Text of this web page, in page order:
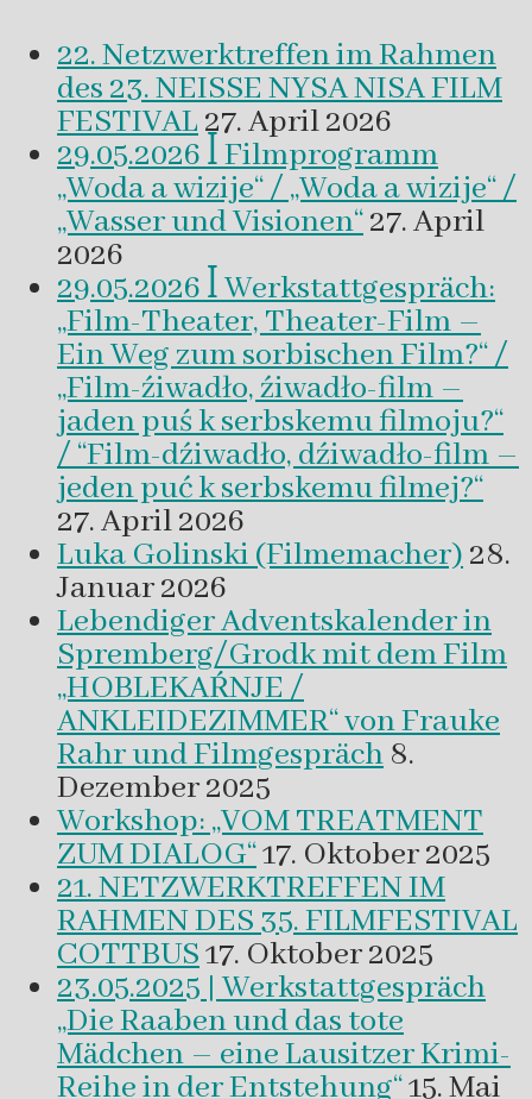
22. Netzwerktreffen im Rahmen
des 23. NEISSE NYSA NISA FILM
FESTIVAL27. April 2026
29.05.2026 ꟾ Filmprogramm
„Woda a wizije“ / „Woda a wizije“ /
„Wasser und Visionen“27. April
2026
29.05.2026 ꟾ Werkstattgespräch:
„Film-Theater, Theater-Film –
Ein Weg zum sorbischen Film?“ /
„Film-źiwadło, źiwadło-film –
jaden puś k serbskemu filmoju?“
/ “Film-dźiwadło, dźiwadło-film –
jeden puć k serbskemu filmej?“
27. April 2026
Luka Golinski (Filmemacher)28.
Januar 2026
Lebendiger Adventskalender in
Spremberg/Grodk mit dem Film
„HOBLEKAŔNJE /
ANKLEIDEZIMMER“ von Frauke
Rahr und Filmgespräch 8.
Dezember 2025
Workshop: „VOM TREATMENT
ZUM DIALOG“17. Oktober 2025
21. NETZWERKTREFFEN IM
RAHMEN DES 35. FILMFESTIVAL
COTTBUS17. Oktober 2025
23.05.2025 | Werkstattgespräch
„Die Raaben und das tote
Mädchen – eine Lausitzer Krimi-
Reihe in der Entstehung“15. Mai